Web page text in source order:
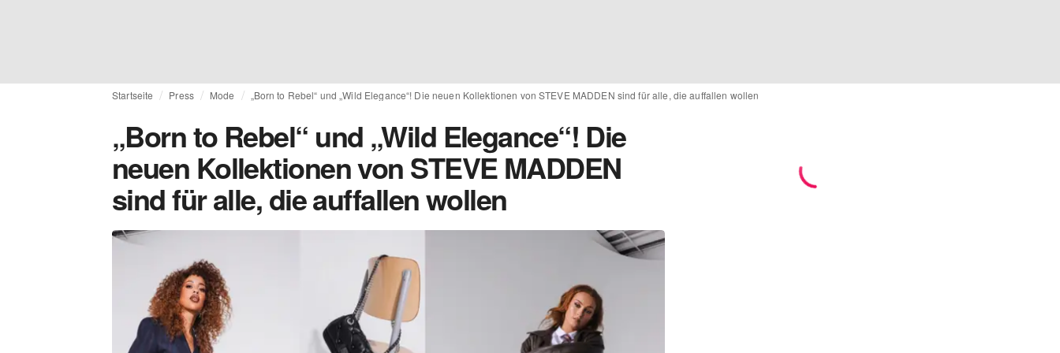
Startseite Press Mode „Born to Rebel“ und „Wild Elegance“! Die neuen Kollektionen von STEVE MADDEN sind für alle, die auffallen wollen
„Born to Rebel“ und „Wild Elegance“! Die
neuen Kollektionen von STEVE MADDEN
sind für alle, die auffallen wollen